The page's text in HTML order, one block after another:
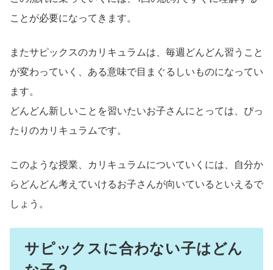
ことが必要になってきます。
またサピックスのカリキュラムは、毎週どんどん習うこと
が変わっていく、ある意味で目まぐるしいものになってい
ます。
どんどん新しいことを習いたいお子さんにとっては、ぴっ
たりのカリキュラムです。
このような授業、カリキュラムについていくには、自分か
らどんどん考えていけるお子さんが向いているといえるで
しょう。
サピックスに合わない子はどん